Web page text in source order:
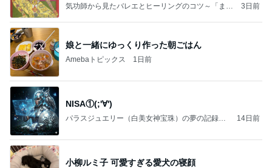
ことが
気功師から見たバレエとヒーリングのコツ～「まと
3日前
娘と一緒にゆっくり作った朝ごはん
Amebaトピックス 1日前
NISA①(;'∀')
パラスジュエリー（白美女神宝珠）の夢の記録
14日前
小柳ルミ子 可愛すぎる愛犬の寝顔